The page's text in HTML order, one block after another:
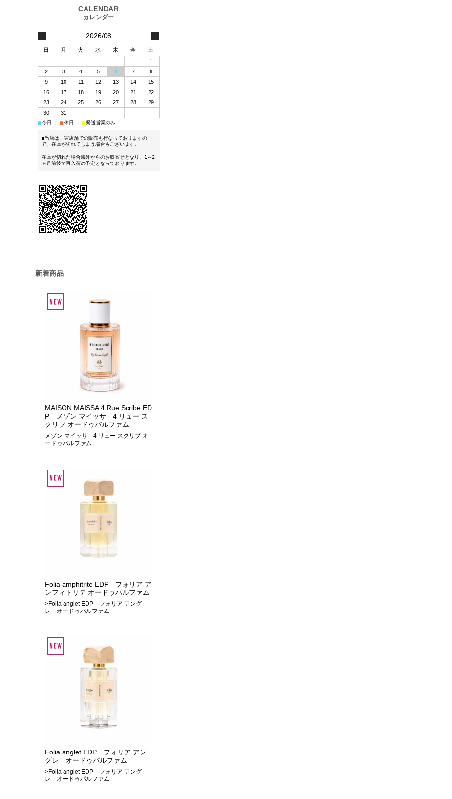
2026/08
日 月 火 水 木 金
土
1
2
3 4 5 6 7
8
9
10 11 12 13 14
15
16
17 18 19 20 21
22
23
24 25 26 27 28
29
30
31
■今日 ■休日 ■発送営業のみ
■当店は、実店舗での販売も行なっておりますの
で、在庫が切れてしまう場合もございます。
在庫が切れた場合海外からのお取寄せとなり、1～2
ヶ月前後で再入荷の予定となっております。
新着商品
MAISON MAISSA 4 Rue Scribe ED
P メゾン マイッサ 4 リュー ス
クリブ オードゥパルファム
メゾン マイッサ 4 リュー スクリブ オ
ードゥパルファム
Folia amphitrite EDP フォリア ア
ンフィトリテ オードゥパルファム
>Folia anglet EDP フォリア アング
レ オードゥパルファム
Folia anglet EDP フォリア アン
グレ オードゥパルファム
>Folia anglet EDP フォリア アング
レ オードゥパルファム